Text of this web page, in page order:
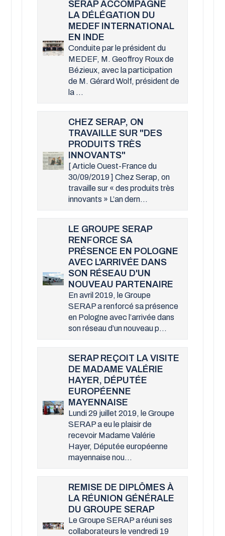
SERAP ACCOMPAGNE
LA DÉLÉGATION DU
MEDEF INTERNATIONAL
EN INDE
Conduite par le président du
MEDEF, M. Geoffroy Roux de
Bézieux, avec la participation
de M. Gérard Wolf, président de
la ...
CHEZ SERAP, ON
TRAVAILLE SUR "DES
PRODUITS TRÈS
INNOVANTS"
[ Article Ouest-France du
30/09/2019 ] Chez Serap, on
travaille sur « des produits très
innovants » L’an dern...
LE GROUPE SERAP
RENFORCE SA
PRÉSENCE EN POLOGNE
AVEC L'ARRIVÉE DANS
SON RÉSEAU D'UN
NOUVEAU PARTENAIRE
En avril 2019, le Groupe
SERAP a renforcé sa présence
en Pologne avec l’arrivée dans
son réseau d’un nouveau p...
SERAP REÇOIT LA VISITE
DE MADAME VALÉRIE
HAYER, DÉPUTÉE
EUROPÉENNE
MAYENNAISE
Lundi 29 juillet 2019, le Groupe
SERAP a eu le plaisir de
recevoir Madame Valérie
Hayer, Députée européenne
mayennaise nou...
REMISE DE DIPLÔMES À
LA RÉUNION GÉNÉRALE
DU GROUPE SERAP
Le Groupe SERAP a réuni ses
collaborateurs le vendredi 19